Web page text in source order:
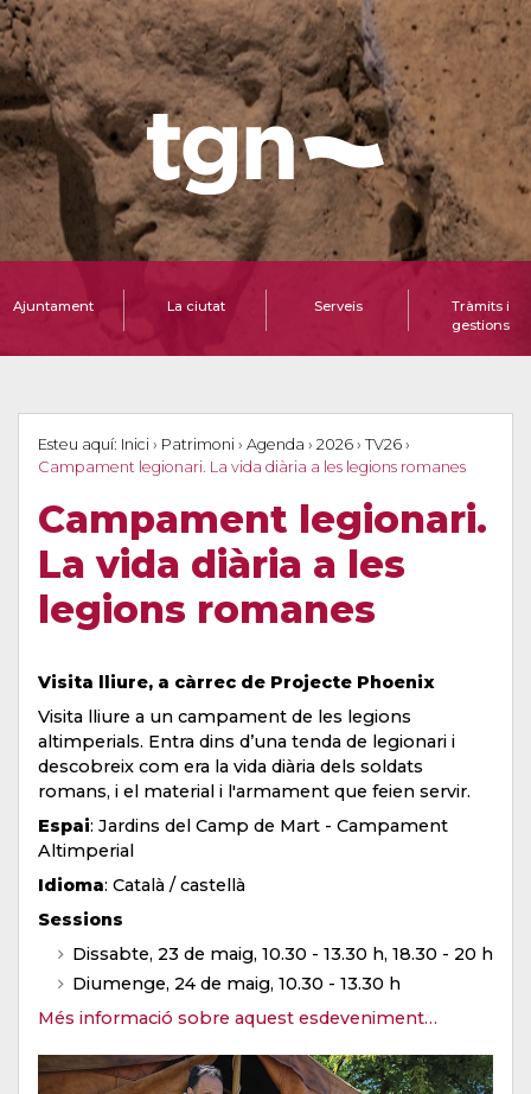
Ajuntament La ciutat Serveis
Tràmits i
gestions
Esteu aquí: Inici › Patrimoni › Agenda › 2026 › TV26 ›
Campament legionari. La vida diària a les legions romanes
Campament legionari.
La vida diària a les
legions romanes
Visita lliure, a càrrec de Projecte Phoenix
Visita lliure a un campament de les legions
altimperials. Entra dins d’una tenda de legionari i
descobreix com era la vida diària dels soldats
romans, i el material i l'armament que feien servir.
Espai: Jardins del Camp de Mart - Campament
Altimperial
Idioma: Català / castellà
Sessions
Dissabte, 23 de maig, 10.30 - 13.30 h, 18.30 - 20 h
Diumenge, 24 de maig, 10.30 - 13.30 h
Més informació sobre aquest esdeveniment…